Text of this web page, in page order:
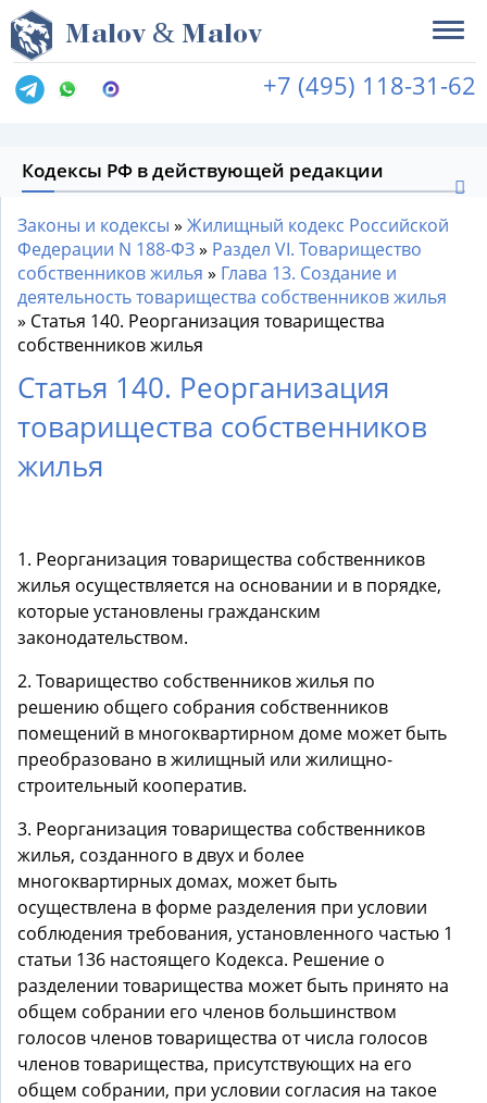
Malov & Malov
+7 (495) 118-31-62
Кодексы РФ в действующей редакции
Законы и кодексы » Жилищный кодекс Российской
Федерации N 188-ФЗ» Раздел VI. Товарищество
собственников жилья » Глава 13. Создание и
деятельность товарищества собственников жилья
» Статья 140. Реорганизация товарищества
собственников жилья
Статья 140. Реорганизация
товарищества собственников
жилья
1. Реорганизация товарищества собственников
жилья осуществляется на основании и в порядке,
которые установлены гражданским
законодательством.
2. Товарищество собственников жилья по
решению общего собрания собственников
помещений в многоквартирном доме может быть
преобразовано в жилищный или жилищно-
строительный кооператив.
3. Реорганизация товарищества собственников
жилья, созданного в двух и более
многоквартирных домах, может быть
осуществлена в форме разделения при условии
соблюдения требования, установленного частью 1
статьи 136 настоящего Кодекса. Решение о
разделении товарищества может быть принято на
общем собрании его членов большинством
голосов членов товарищества от числа голосов
членов товарищества, присутствующих на его
общем собрании, при условии согласия на такое